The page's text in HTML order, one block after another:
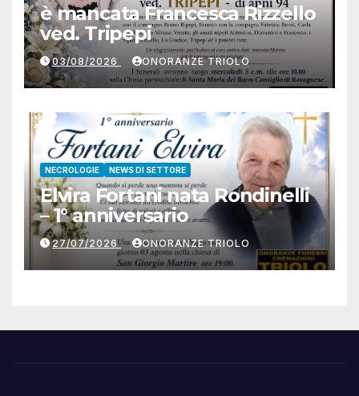
è mancata Francesca Rizzello
ved. Tripepi
03/08/2026 ONORANZE TRIOLO
NECROLOGIE NEWS DI SETTORE
Elvira Fortani nata Rondinelli
– 1° anniversario
27/07/2026 ONORANZE TRIOLO